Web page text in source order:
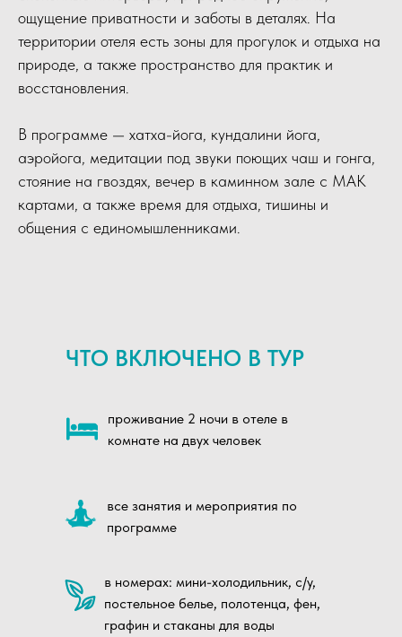
ощущение приватности и заботы в деталях. На
территории отеля есть зоны для прогулок и отдыха на
природе, а также пространство для практик и
восстановления.
В программе — хатха-йога, кундалини йога,
аэройога, медитации под звуки поющих чаш и гонга,
стояние на гвоздях, вечер в каминном зале с МАК
картами, а также время для отдыха, тишины и
общения с единомышленниками.
ЧТО ВКЛЮЧЕНО В ТУР
проживание 2 ночи в отеле в
комнате на двух человек
все занятия и мероприятия по
программе
в номерах: мини-холодильник, с/у,
постельное белье, полотенца, фен,
графин и стаканы для воды